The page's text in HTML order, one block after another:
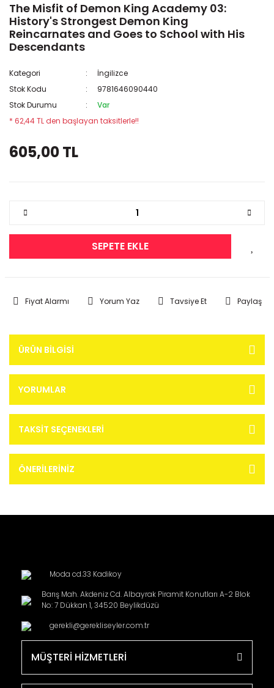
The Misfit of Demon King Academy 03:
History's Strongest Demon King
Reincarnates and Goes to School with His
Descendants
Kategori
İngilizce
Stok Kodu
9781646090440
Stok Durumu
Var
* 62,44 TL den başlayan taksitlerle!!
605,00 TL
SEPETE EKLE
Fiyat Alarmı Yorum Yaz Tavsiye Et Paylaş
ÜRÜN BILGISI
YORUMLAR
TAKSIT SEÇENEKLERI
ÖNERILERINIZ
Moda cd.33 Kadikoy
Barış Mah. Akdeniz Cd. Albayrak Piramit Konutları A-2 Blok
No: 7 Dükkan 1, 34520 Beylikdüzü
gerekli@gerekliseyler.com.tr
MÜŞTERİ HİZMETLERİ